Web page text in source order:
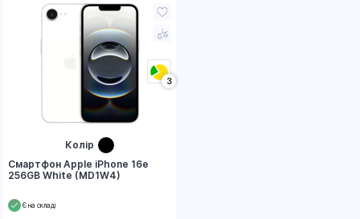
3
Колір
Смартфон Apple iPhone 16e
256GB White (MD1W4)
Є на складі